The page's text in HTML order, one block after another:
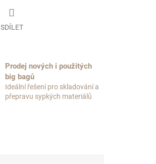
SDÍLET
Prodej nových i použitých
big bagů
Ideální řešení pro skladování a
přepravu sypkých materiálů